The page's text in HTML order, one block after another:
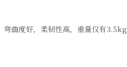
弯曲度好，柔韧性高，重量仅有3.5kg